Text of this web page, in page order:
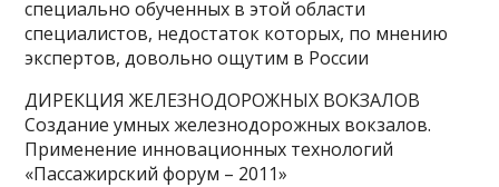
специально обученных в этой области
специалистов, недостаток которых, по мнению
экспертов, довольно ощутим в России
ДИРЕКЦИЯ ЖЕЛЕЗНОДОРОЖНЫХ ВОКЗАЛОВ
Создание умных железнодорожных вокзалов.
Применение инновационных технологий
«Пассажирский форум – 2011»